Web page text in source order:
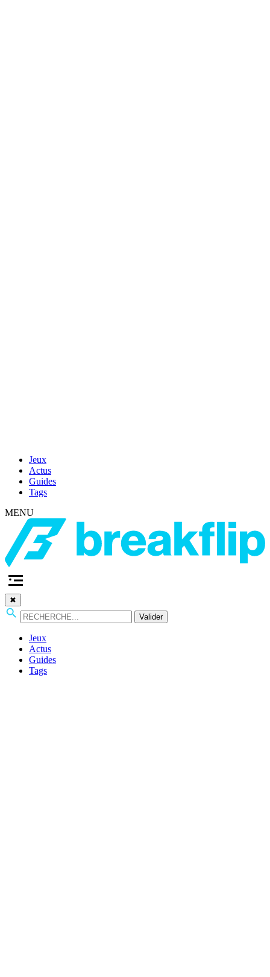
Jeux
Actus
Guides
Tags
MENU
✖
Valider
Jeux
Actus
Guides
Tags